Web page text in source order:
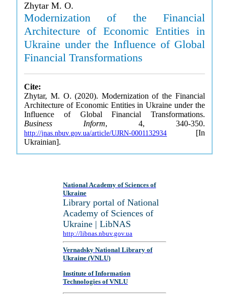
Zhytar M. O.
Modernization of the Financial
Architecture of Economic Entities in
Ukraine under the Influence of Global
Financial Transformations
Cite:
Zhytar, M. O. (2020). Modernization of the Financial
Architecture of Economic Entities in Ukraine under the
Influence of Global Financial Transformations.
Business Inform, 4, 340-350.
http://jnas.nbuv.gov.ua/article/UJRN-0001132934 [In
Ukrainian].
National Academy of Sciences of
Ukraine
Library portal of National
Academy of Sciences of
Ukraine | LibNAS
http://libnas.nbuv.gov.ua
Vernadsky National Library of
Ukraine (VNLU)
Institute of Information
Technologies of VNLU